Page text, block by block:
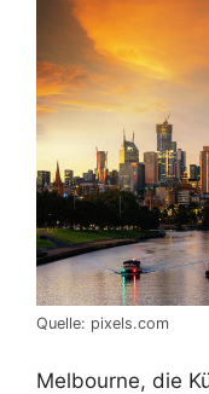
Quelle: pixels.com
Melbourne, die